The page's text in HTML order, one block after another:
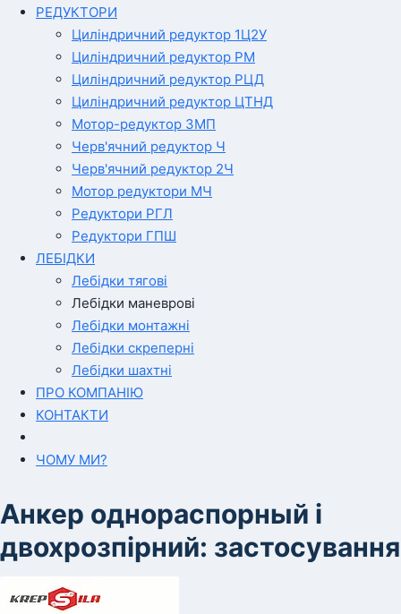
РЕДУКТОРИ
Циліндричний редуктор 1Ц2У
Циліндричний редуктор РМ
Циліндричний редуктор РЦД
Циліндричний редуктор ЦТНД
Мотор-редуктор 3МП
Черв'ячний редуктор Ч
Черв'ячний редуктор 2Ч
Мотор редуктори МЧ
Редуктори РГЛ
Редуктори ГПШ
ЛЕБІДКИ
Лебідки тягові
Лебідки маневрові
Лебідки монтажні
Лебідки скреперні
Лебідки шахтні
ПРО КОМПАНІЮ
КОНТАКТИ
ЧОМУ МИ?
Анкер однораспорный і
двохрозпірний: застосування